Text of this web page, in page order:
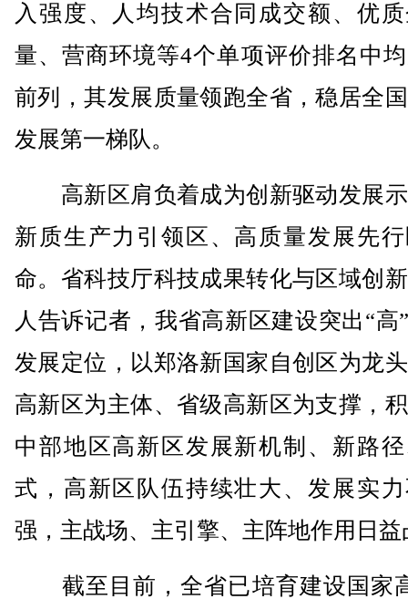
入强度、人均技术合同成交额、优
量、营商环境等4个单项评价排名中
前列，其发展质量领跑全省，稳居全
发展第一梯队。
高新区肩负着成为创新驱动发展
新质生产力引领区、高质量发展先
命。省科技厅科技成果转化与区域创
人告诉记者，我省高新区建设突出“高
发展定位，以郑洛新国家自创区为龙
高新区为主体、省级高新区为支撑，
中部地区高新区发展新机制、新路
式，高新区队伍持续壮大、发展实
强，主战场、主引擎、主阵地作用日益
截至目前，全省已培育建设国家